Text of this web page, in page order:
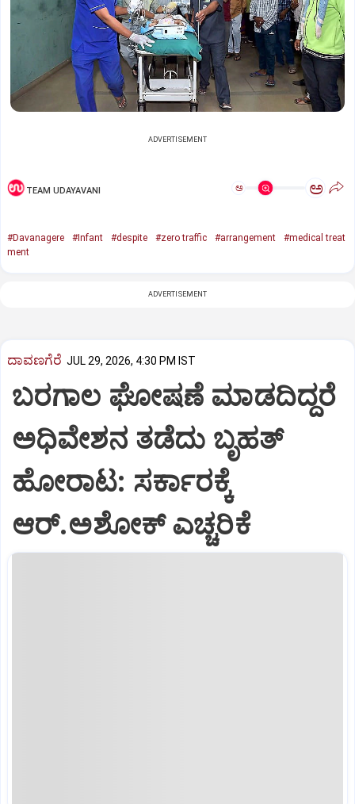
ADVERTISEMENT
TEAM UDAYAVANI ಅ ಅ
#Davanagere #Infant #despite #zero traffic #arrangement
#medical treat
ment
ADVERTISEMENT
ದಾವಣಗೆರೆ JUL 29, 2026, 4:30 PM IST
ಬರಗಾಲ ಘೋಷಣೆ ಮಾಡದಿದ್ದರೆ
ಅಧಿವೇಶನ ತಡೆದು ಬೃಹತ್
ಹೋರಾಟ: ಸರ್ಕಾರಕ್ಕೆ
ಆರ್.ಅಶೋಕ್ ಎಚ್ಚರಿಕೆ